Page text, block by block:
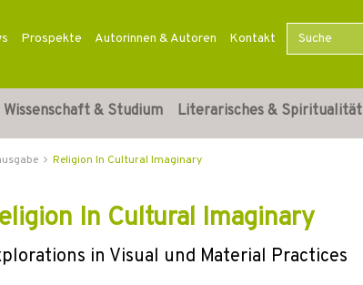
Prospekte Autorinnen & Autoren Kontakt
Wissenschaft & Studium Literarisches & Spiritualität
Religion In Cultural Imaginary
In Cultural Imaginary
in Visual und Material Practices